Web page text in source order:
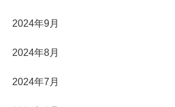
2024年9月
2024年8月
2024年7月